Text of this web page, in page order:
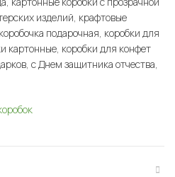
изделий, крафтовые
подарочная, коробки для
картонные, коробки для конфет
с Днем защитника отчества,